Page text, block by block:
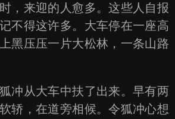
来迎的人愈多。这些人自报
不得这许多。大车停在一座高
黑压压一片大松林，一条山路
从大车中扶了出来。早有两
轿，在道旁相候。令狐冲心想